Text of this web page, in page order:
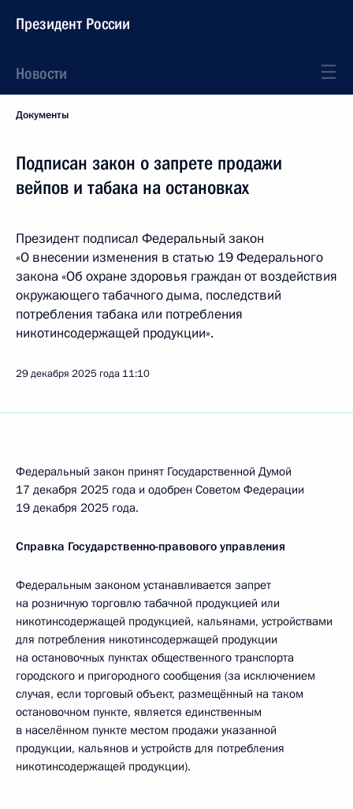
Президент России
Новости
Документы
Подписан закон о запрете продажи
вейпов и табака на остановках
Президент подписал Федеральный закон
«О внесении изменения в статью 19 Федерального
закона «Об охране здоровья граждан от воздействия
окружающего табачного дыма, последствий
потребления табака или потребления
никотинсодержащей продукции».
29 декабря 2025 года 11:10
Федеральный закон принят Государственной Думой
17 декабря 2025 года и одобрен Советом Федерации
19 декабря 2025 года.
Справка Государственно-правового управления
Федеральным законом устанавливается запрет
на розничную торговлю табачной продукцией или
никотинсодержащей продукцией, кальянами, устройствами
для потребления никотинсодержащей продукции
на остановочных пунктах общественного транспорта
городского и пригородного сообщения (за исключением
случая, если торговый объект, размещённый на таком
остановочном пункте, является единственным
в населённом пункте местом продажи указанной
продукции, кальянов и устройств для потребления
никотинсодержащей продукции).